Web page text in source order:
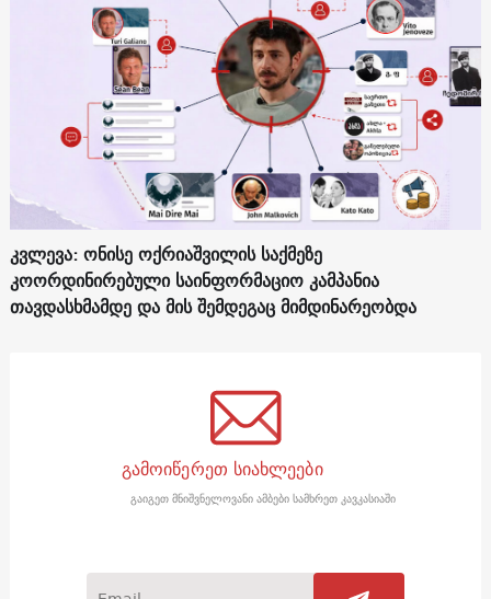
კვლევა: ონისე ოქრიაშვილის საქმეზე
კოორდინირებული საინფორმაციო კამპანია
თავდასხმამდე და მის შემდეგაც მიმდინარეობდა
გამოიწერეთ სიახლეები
გაიგეთ მნიშვნელოვანი ამბები სამხრეთ კავკასიაში